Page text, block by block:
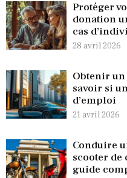
Protéger
donation
cas
28 avril 2026
Obtenir
savoir si
d’emploi
21 avril 2026
Conduire
scooter de
guide